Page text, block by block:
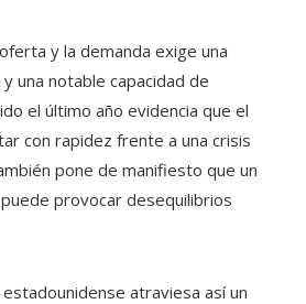
y la demanda exige una
una notable capacidad de
el último año evidencia que el
con rapidez frente a una crisis
pone de manifiesto que un
provocar desequilibrios
atraviesa así un